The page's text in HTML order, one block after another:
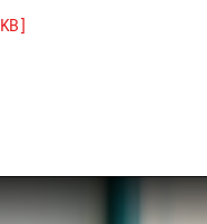
& Fortbildung